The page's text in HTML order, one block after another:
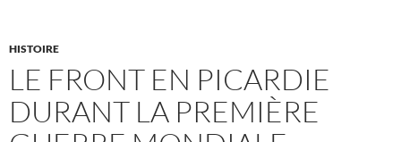
HISTOIRE
LE FRONT EN PICARDIE
DURANT LA PREMIÈRE